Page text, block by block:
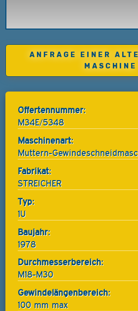
ANFRAGE EINER
MASCHINE
Offertennummer:
M34E/5348
Maschinenart:
Muttern-
Fabrikat:
STREICHER
Typ:
1U
Baujahr:
1978
Durchmesserbereich:
M18-M30
Gewindelängenbereich:
100 mm max